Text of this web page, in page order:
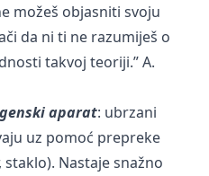
možeš objasniti svoju
da ni ti ne razumiješ o
takvoj teoriji.” A.
aparat: ubrzani
uz pomoć prepreke
Nastaje snažno